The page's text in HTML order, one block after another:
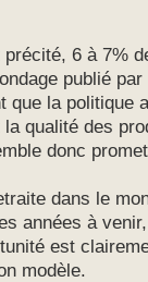
6 à 7%
publié
que la politique
qualité des
donc
dans le
années à
est
modèle.